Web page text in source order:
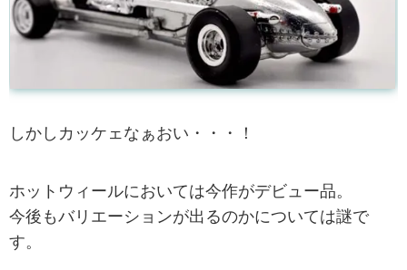
しかしカッケェなぁおい・・・！
ホットウィールにおいては今作がデビュー品。
今後もバリエーションが出るのかについては謎で
す。